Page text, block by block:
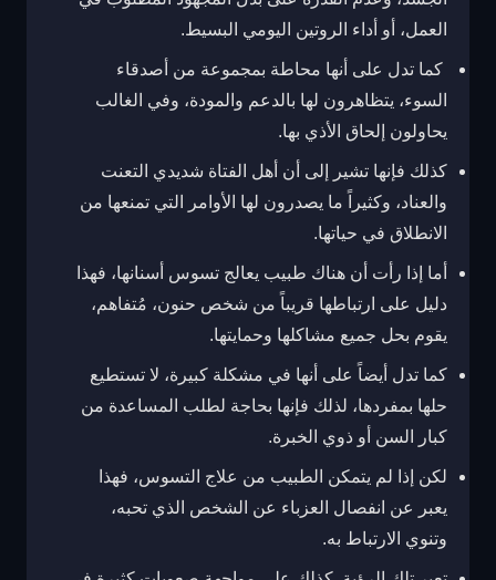
العمل، أو أداء الروتين اليومي البسيط.
كما تدل على أنها محاطة بمجموعة من أصدقاء
السوء، يتظاهرون لها بالدعم والمودة، وفي الغالب
يحاولون إلحاق الأذي بها.
كذلك فإنها تشير إلى أن أهل الفتاة شديدي التعنت
والعناد، وكثيراً ما يصدرون لها الأوامر التي تمنعها من
الانطلاق في حياتها.
أما إذا رأت أن هناك طبيب يعالج تسوس أسنانها، فهذا
دليل على ارتباطها قريباً من شخص حنون، مُتفاهم،
يقوم بحل جميع مشاكلها وحمايتها.
كما تدل أيضاً على أنها في مشكلة كبيرة، لا تستطيع
حلها بمفردها، لذلك فإنها بحاجة لطلب المساعدة من
كبار السن أو ذوي الخبرة.
لكن إذا لم يتمكن الطبيب من علاج التسوس، فهذا
يعبر عن انفصال العزباء عن الشخص الذي تحبه،
وتنوي الارتباط به.